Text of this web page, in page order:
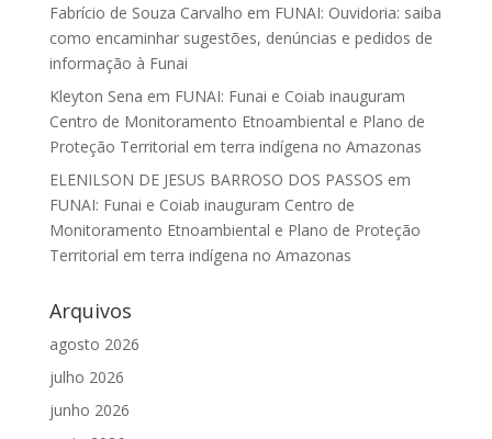
Fabrício de Souza Carvalho em FUNAI: Ouvidoria: saiba
como encaminhar sugestões, denúncias e pedidos de
informação à Funai
Kleyton Sena em FUNAI: Funai e Coiab inauguram
Centro de Monitoramento Etnoambiental e Plano de
Proteção Territorial em terra indígena no Amazonas
ELENILSON DE JESUS BARROSO DOS PASSOS em
FUNAI: Funai e Coiab inauguram Centro de
Monitoramento Etnoambiental e Plano de Proteção
Territorial em terra indígena no Amazonas
Arquivos
agosto 2026
julho 2026
junho 2026